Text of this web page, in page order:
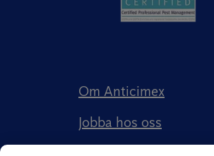
Om Anticimex
Jobba hos oss